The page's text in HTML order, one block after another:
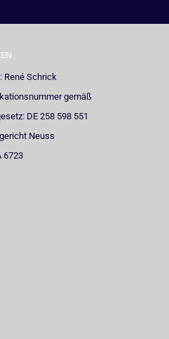
René Schrick
gemäß
DE 258 598 551
Neuss
6723